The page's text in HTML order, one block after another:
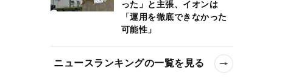
った」と主張、イオンは
「運用を徹底できなかった
可能性」
ニュースランキングの一覧を見る